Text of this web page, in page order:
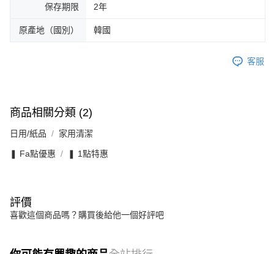
保存期限 2年
原產地（國別） 韓國
客服
商品相關分類 (2)
日用/紙品 家用清潔
❚ Fa點優惠 ❚ 1點特惠
評價
喜歡這個商品嗎？購買後給他一個好評吧